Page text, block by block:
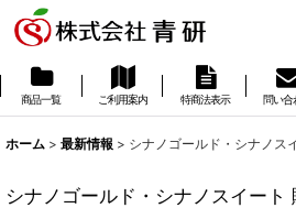
商品一覧 ご利用案内 特商法表示 問い合
ホーム > 最新情報 > シナノゴールド・シナノス
シナノゴールド・シナノスイート